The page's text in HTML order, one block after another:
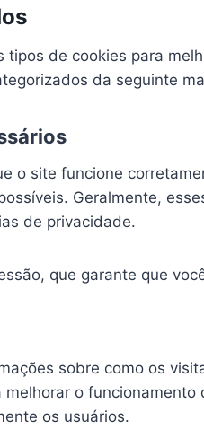
tipos de cookies para
da seguinte
o site funcione
Geralmente,
de privacidade.
que garante que
sobre como os
melhorar o
os usuários.